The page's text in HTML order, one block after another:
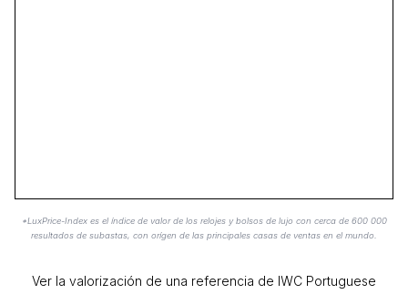
*LuxPrice-Index es el índice de valor de los relojes y bolsos de lujo con cerca de 600 000
resultados de subastas, con orígen de las principales casas de ventas en el mundo.
Ver la valorización de una referencia de IWC Portuguese